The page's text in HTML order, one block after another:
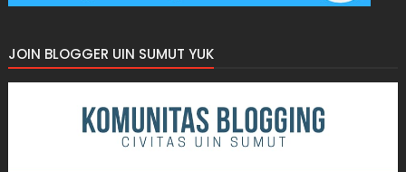
JOIN BLOGGER UIN SUMUT YUK